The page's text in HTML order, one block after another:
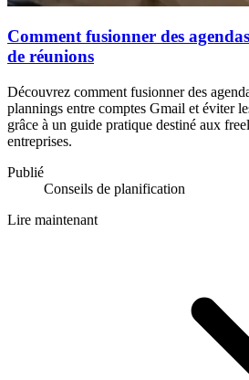
Comment fusionner des
de réunions
Découvrez comment fusionner des
plannings entre comptes Gmail et éviter
grâce à un guide pratique destiné aux
entreprises.
Publié
Conseils de planification
Lire maintenant